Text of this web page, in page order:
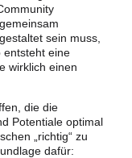
sein muss,
entsteht eine
wirklich einen
die die
Potentiale optimal
„richtig“ zu
dafür: